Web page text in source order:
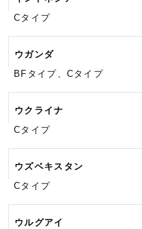
Cタイプ
ウガンダ
BFタイプ、Cタイプ
ウクライナ
Cタイプ
ウズベキスタン
Cタイプ
ウルグアイ